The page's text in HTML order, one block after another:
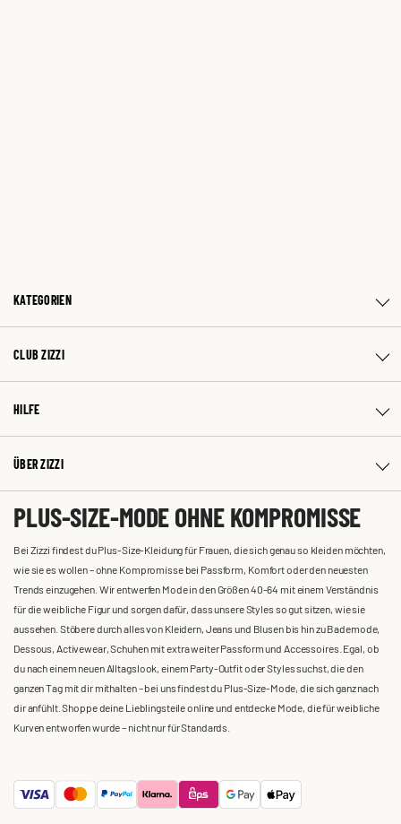
KATEGORIEN
CLUB ZIZZI
HILFE
ÜBER ZIZZI
PLUS-SIZE-MODE OHNE KOMPROMISSE
Bei Zizzi findest du Plus-Size-Kleidung für Frauen, die sich genau so kleiden möchten,
wie sie es wollen – ohne Kompromisse bei Passform, Komfort oder den neuesten
Trends einzugehen. Wir entwerfen Mode in den Größen 40-64 mit einem Verständnis
für die weibliche Figur und sorgen dafür, dass unsere Styles so gut sitzen, wie sie
aussehen. Stöbere durch alles von Kleidern, Jeans und Blusen bis hin zu Bademode,
Dessous, Activewear, Schuhen mit extra weiter Passform und Accessoires. Egal, ob
du nach einem neuen Alltagslook, einem Party-Outfit oder Styles suchst, die den
ganzen Tag mit dir mithalten – bei uns findest du Plus-Size-Mode, die sich ganz nach
dir anfühlt. Shoppe deine Lieblingsteile online und entdecke Mode, die für weibliche
Kurven entworfen wurde – nicht nur für Standards.